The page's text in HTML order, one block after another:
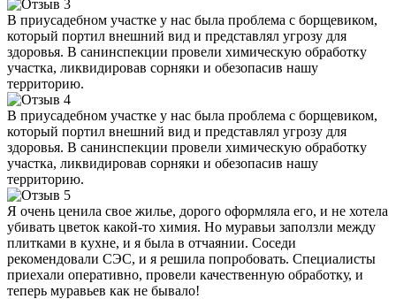
В приусадебном участке у нас была проблема с борщевиком,
который портил внешний вид и представлял угрозу для
здоровья. В санинспекции провели химическую обработку
участка, ликвидировав сорняки и обезопасив нашу
территорию.
В приусадебном участке у нас была проблема с борщевиком,
который портил внешний вид и представлял угрозу для
здоровья. В санинспекции провели химическую обработку
участка, ликвидировав сорняки и обезопасив нашу
территорию.
Я очень ценила свое жилье, дорого оформляла его, и не хотела
убивать цветок какой-то химия. Но муравьи заползли между
плитками в кухне, и я была в отчаянии. Соседи
рекомендовали СЭС, и я решила попробовать. Специалисты
приехали оперативно, провели качественную обработку, и
теперь муравьев как не бывало!